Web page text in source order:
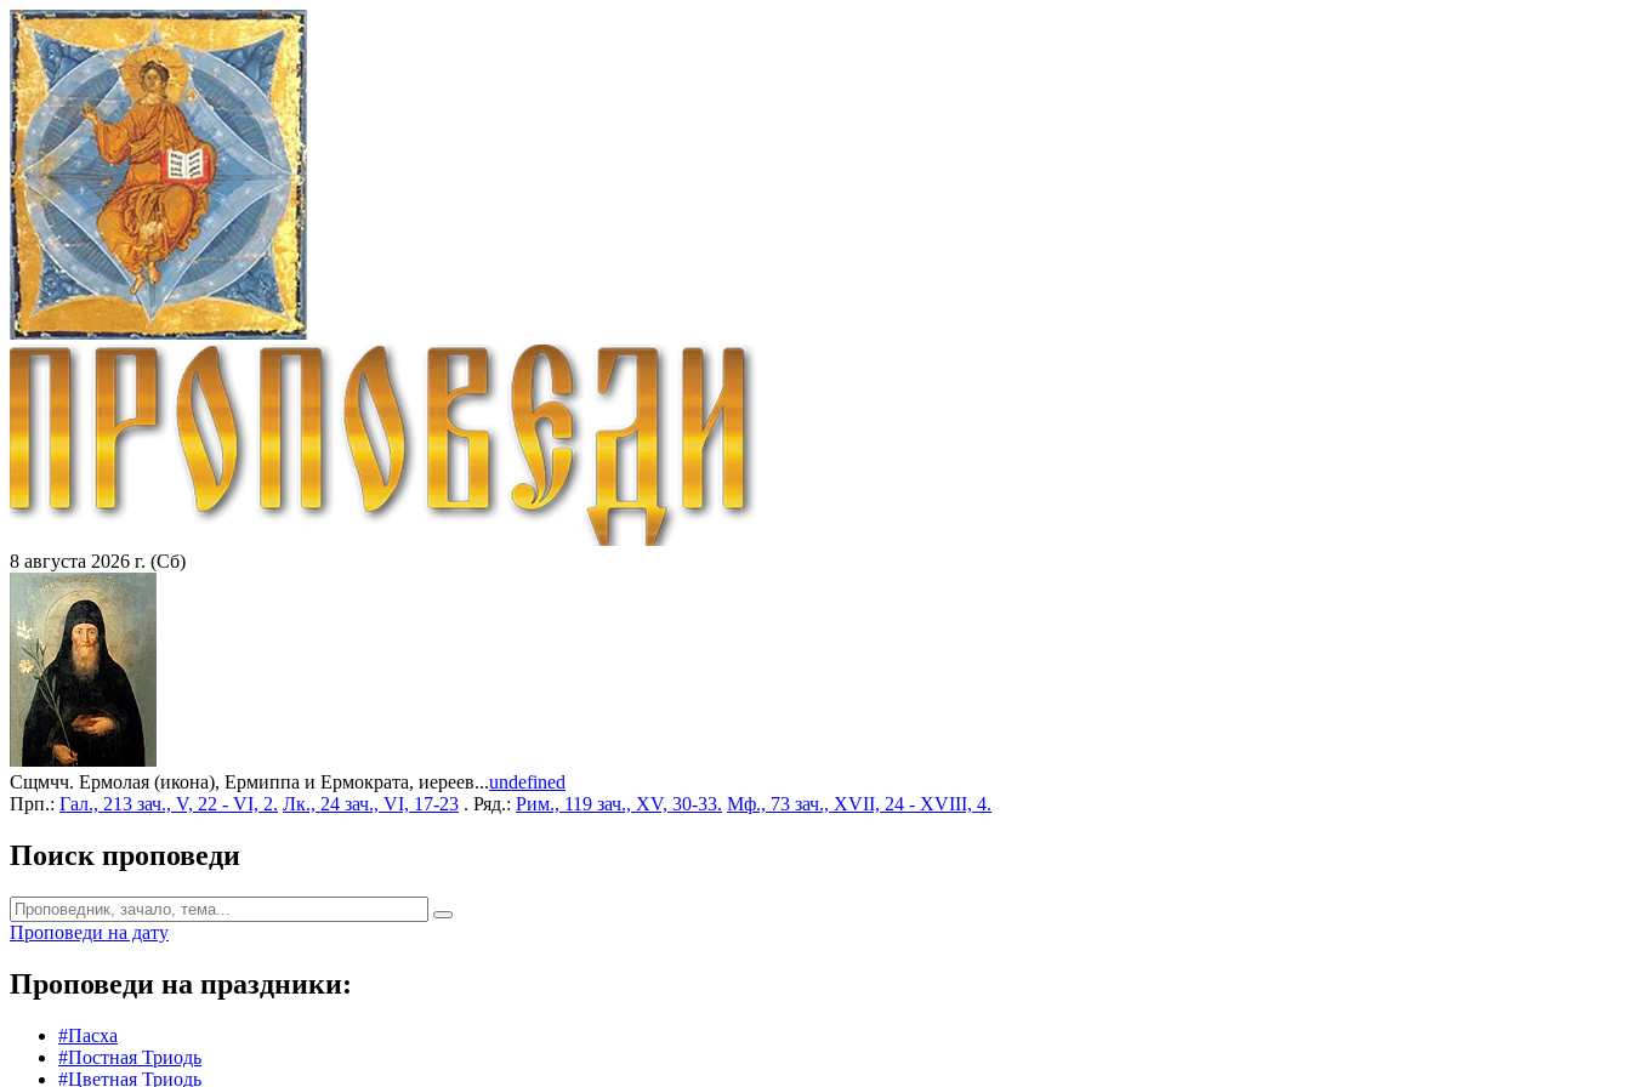
8 августа 2026 г. (Сб)
Сщмчч. Ермолая (икона), Ермиппа и Ермократа, иереев...undefined
Прп.: Гал., 213 зач., V, 22 - VI, 2. Лк., 24 зач., VI, 17-23 . Ряд.: Рим., 119 зач., XV, 30-33. Мф., 73 зач., XVII, 24 - XVIII, 4.
Поиск проповеди
Проповеди на дату
Проповеди на праздники:
#Пасха
#Постная Триодь
#Цветная Триодь